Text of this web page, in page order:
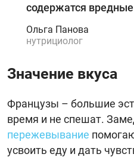
содержатся
Ольга Панова
нутрициолог
Значение вкуса
Французы – большие
время и не спешат.
пережевывание
усвоить еду и дать